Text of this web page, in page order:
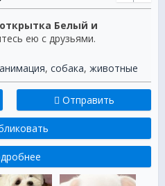
открытка Белый и
ею с друзьями.
анимация, собака, животные
Отправить